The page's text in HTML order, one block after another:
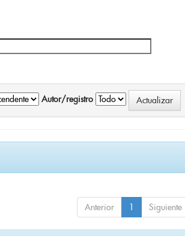
Autor/registro
Anterior 1 Siguiente